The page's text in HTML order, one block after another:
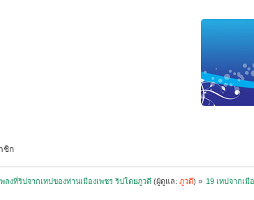
ชิก
พลงที่ริปจากเทปของท่านเมืองเพชร ริปโดยภูวดี (ผู้ดูแล: ภูวดี) » 19 เทปจากเมื